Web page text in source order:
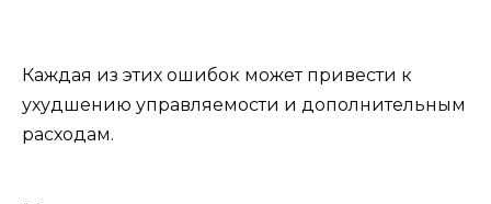
Каждая из этих ошибок может привести к
ухудшению управляемости и дополнительным
расходам.